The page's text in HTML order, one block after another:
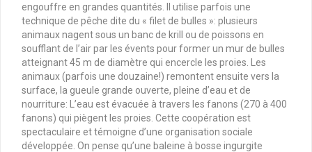
engouffre en grandes quantités. Il utilise parfois une
technique de pêche dite du « filet de bulles »: plusieurs
animaux nagent sous un banc de krill ou de poissons en
soufflant de l’air par les évents pour former un mur de bulles
atteignant 45 m de diamètre qui encercle les proies. Les
animaux (parfois une douzaine!) remontent ensuite vers la
surface, la gueule grande ouverte, pleine d’eau et de
nourriture: L’eau est évacuée à travers les fanons (270 à 400
fanons) qui piègent les proies. Cette coopération est
spectaculaire et témoigne d’une organisation sociale
développée. On pense qu’une baleine à bosse ingurgite